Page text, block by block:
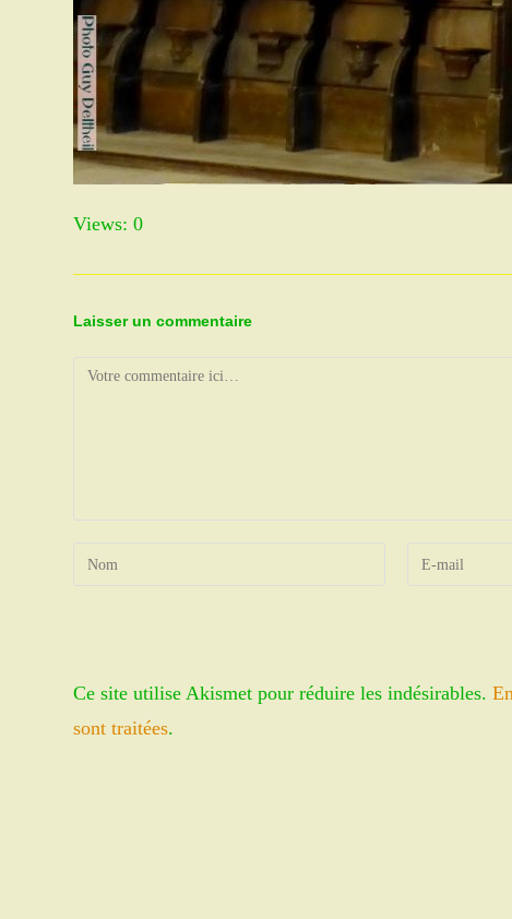
Views: 0
Laisser un commentaire
Comment
Enter
to
Enter
comment
Ce site utilise Akismet pour réduire les indésirables.
sont traitées.